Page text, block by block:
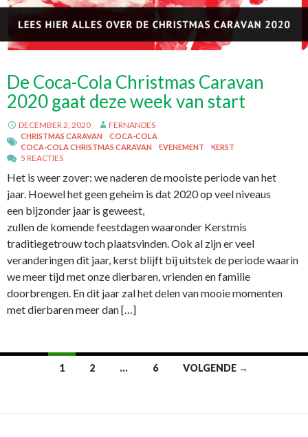
De Coca-Cola Christmas Caravan
2020 gaat deze week van start
DECEMBER 2, 2020 FERNANDES
CHRISTMAS CARAVAN
COCA-COLA
COCA-COLA CHRISTMAS CARAVAN
EVENEMENT KERST
5 REACTIES
Het is weer zover: we naderen de mooiste periode van het
jaar. Hoewel het geen geheim is dat 2020 op veel niveaus
een bijzonder jaar is geweest,
zullen de komende feestdagen waaronder Kerstmis
traditiegetrouw toch plaatsvinden. Ook al zijn er veel
veranderingen dit jaar, kerst blijft bij uitstek de periode waarin
we meer tijd met onze dierbaren, vrienden en familie
doorbrengen. En dit jaar zal het delen van mooie momenten
met dierbaren meer dan […]
1 2 … 6 VOLGENDE →